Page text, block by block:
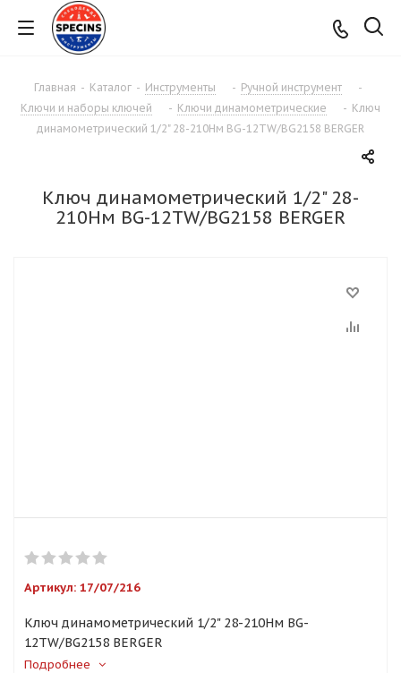
Главная - Каталог - Инструменты - Ручной инструмент
-
Ключи и наборы ключей
- Ключи динамометрические - Ключ
динамометрический 1/2" 28-210Нм BG-12ТW/BG2158 BERGER
Ключ динамометрический 1/2" 28-
210Нм BG-12ТW/BG2158 BERGER
Артикул: 17/07/216
Ключ динамометрический 1/2" 28-210Нм BG-
12ТW/BG2158 BERGER
Подробнее